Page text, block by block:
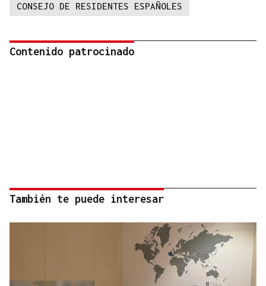
CONSEJO DE RESIDENTES ESPAÑOLES
Contenido patrocinado
También te puede interesar